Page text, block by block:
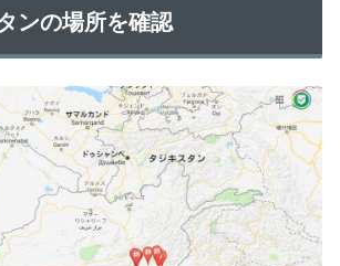
ンの場所を確認